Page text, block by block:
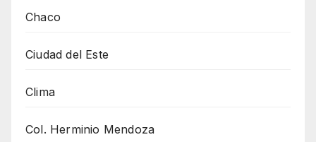
Chaco
Ciudad del Este
Clima
Col. Herminio Mendoza